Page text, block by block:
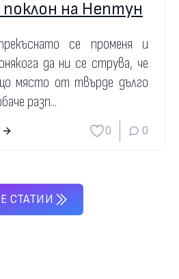
на Нептун
се променя и
да ни се струва, че
място от твърде дълго
разп...
0 0
СТАТИИ